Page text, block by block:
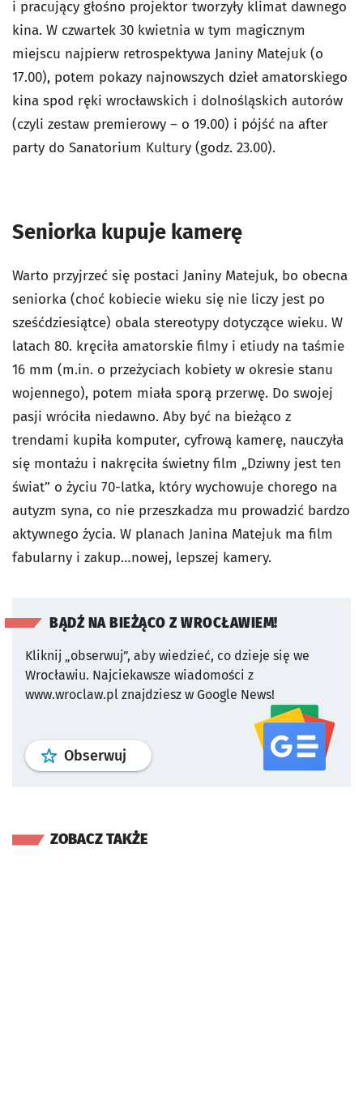
i pracujący głośno projektor tworzyły klimat dawnego
kina. W czwartek 30 kwietnia w tym magicznym
miejscu najpierw retrospektywa Janiny Matejuk (o
17.00), potem pokazy najnowszych dzieł amatorskiego
kina spod ręki wrocławskich i dolnośląskich autorów
(czyli zestaw premierowy – o 19.00) i pójść na after
party do Sanatorium Kultury (godz. 23.00).
Seniorka kupuje kamerę
Warto przyjrzeć się postaci Janiny Matejuk, bo obecna
seniorka (choć kobiecie wieku się nie liczy jest po
sześćdziesiątce) obala stereotypy dotyczące wieku. W
latach 80. kręciła amatorskie filmy i etiudy na taśmie
16 mm (m.in. o przeżyciach kobiety w okresie stanu
wojennego), potem miała sporą przerwę. Do swojej
pasji wróciła niedawno. Aby być na bieżąco z
trendami kupiła komputer, cyfrową kamerę, nauczyła
się montażu i nakręciła świetny film „Dziwny jest ten
świat” o życiu 70-latka, który wychowuje chorego na
autyzm syna, co nie przeszkadza mu prowadzić bardzo
aktywnego życia. W planach Janina Matejuk ma film
fabularny i zakup…nowej, lepszej kamery.
BĄDŹ NA BIEŻĄCO Z WROCŁAWIEM!
Kliknij „obserwuj”, aby wiedzieć, co dzieje się we
Wrocławiu. Najciekawsze wiadomości z
www.wroclaw.pl znajdziesz w Google News!
Obserwuj profil serwisu
ZOBACZ TAKŻE